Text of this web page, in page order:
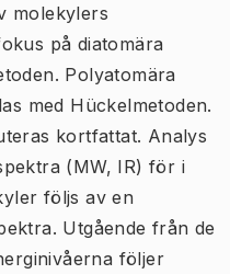
molekylers
på diatomära
Polyatomära
med Hückelmetoden.
kortfattat. Analys
(MW, IR) för i
följs av en
Utgående från de
följer